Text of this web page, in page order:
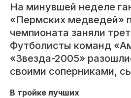
​На минувшей неделе
«Пермских медведей»
чемпионата заняли
Футболисты команд
«Звезда-2005»
своими соперниками,
В тройке лучших